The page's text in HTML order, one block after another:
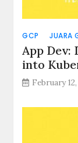
GCP JUARA
App Dev:
into
February